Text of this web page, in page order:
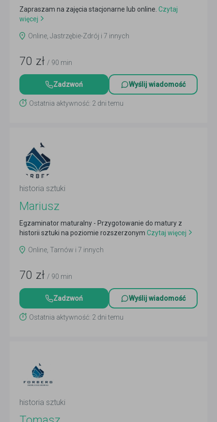
Zapraszam na zajęcia stacjonarne lub online. Czytaj
więcej
Online, Jastrzębie-Zdrój i 7 innych
70 zł / 90 min
Zadzwoń Wyślij wiadomość
Ostatnia aktywność: 2 dni temu
historia sztuki
Mariusz
Egzaminator maturalny - Przygotowanie do matury z
historii sztuki na poziomie rozszerzonym Czytaj więcej
Online, Tarnów i 7 innych
70 zł / 90 min
Zadzwoń Wyślij wiadomość
Ostatnia aktywność: 2 dni temu
historia sztuki